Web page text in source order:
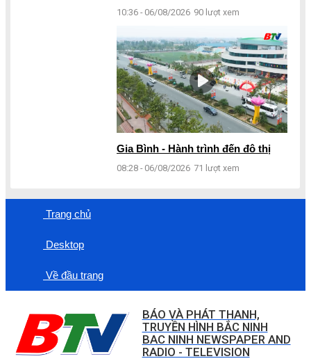
10:36 - 06/08/2026 90 lượt xem
Gia Bình - Hành trình đến đô thị
08:28 - 06/08/2026 71 lượt xem
Trang chủ
Desktop
Về đầu trang
BÁO VÀ PHÁT THANH,
TRUYỀN HÌNH BẮC NINH
BAC NINH NEWSPAPER AND
RADIO - TELEVISION